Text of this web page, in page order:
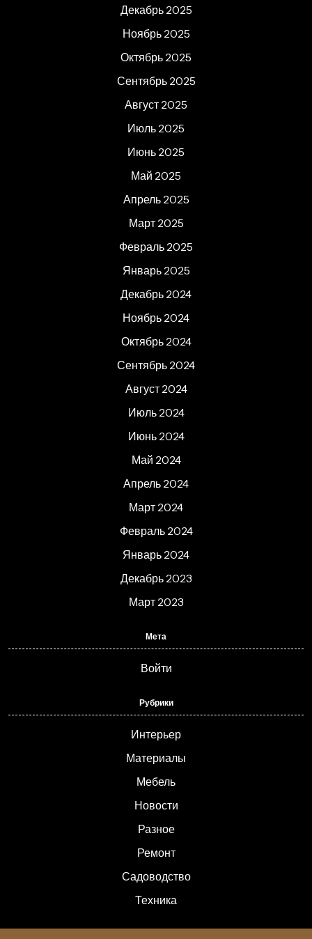
Декабрь 2025
Ноябрь 2025
Октябрь 2025
Сентябрь 2025
Август 2025
Июль 2025
Июнь 2025
Май 2025
Апрель 2025
Март 2025
Февраль 2025
Январь 2025
Декабрь 2024
Ноябрь 2024
Октябрь 2024
Сентябрь 2024
Август 2024
Июль 2024
Июнь 2024
Май 2024
Апрель 2024
Март 2024
Февраль 2024
Январь 2024
Декабрь 2023
Март 2023
Мета
Войти
Рубрики
Интерьер
Материалы
Мебель
Новости
Разное
Ремонт
Садоводство
Техника